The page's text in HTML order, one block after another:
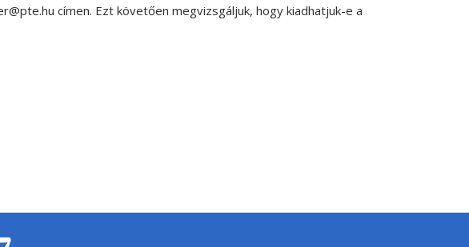
címen. Ezt követően megvizsgáljuk, hogy kiadhatjuk-e a